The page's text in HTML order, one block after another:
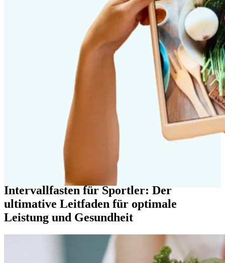
Intervallfasten für Sportler: Der
ultimative Leitfaden für optimale
Leistung und Gesundheit